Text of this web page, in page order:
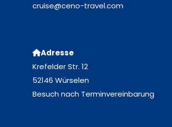
cruise@ceno-travel.com
Adresse
Krefelder Str. 12
52146 Würselen
Besuch nach Terminvereinbarung